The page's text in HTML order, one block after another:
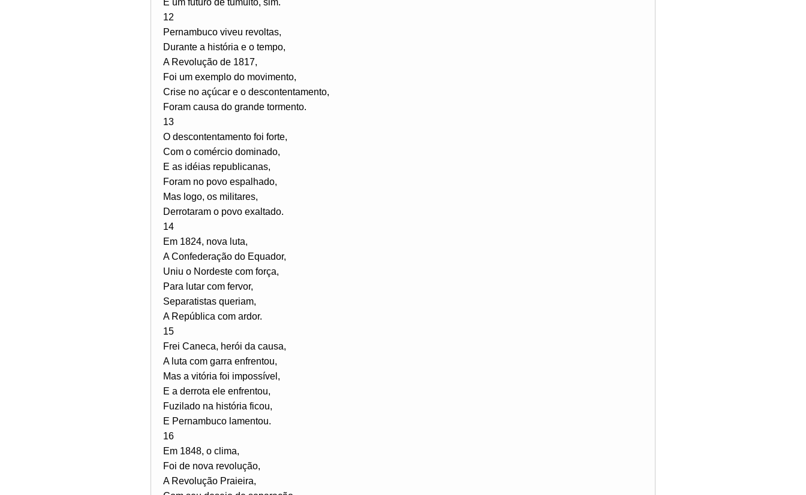
12
Pernambuco viveu revoltas,
Durante a história e o tempo,
A Revolução de 1817,
Foi um exemplo do movimento,
Crise no açúcar e o descontentamento,
Foram causa do grande tormento.
13
O descontentamento foi forte,
Com o comércio dominado,
E as idéias republicanas,
Foram no povo espalhado,
Mas logo, os militares,
Derrotaram o povo exaltado.
14
Em 1824, nova luta,
A Confederação do Equador,
Uniu o Nordeste com força,
Para lutar com fervor,
Separatistas queriam,
A República com ardor.
15
Frei Caneca, herói da causa,
A luta com garra enfrentou,
Mas a vitória foi impossível,
E a derrota ele enfrentou,
Fuzilado na história ficou,
E Pernambuco lamentou.
16
Em 1848, o clima,
Foi de nova revolução,
A Revolução Praieira,